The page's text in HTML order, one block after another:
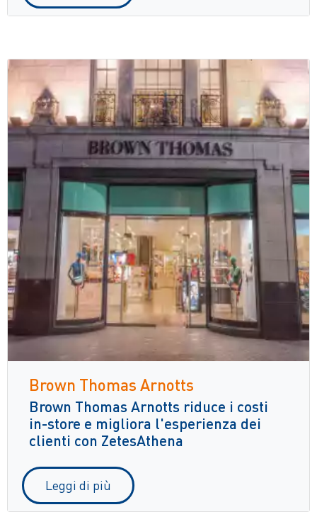
Brown Thomas Arnotts
Brown Thomas Arnotts riduce i costi
in-store e migliora l'esperienza dei
clienti con ZetesAthena
Leggi di più